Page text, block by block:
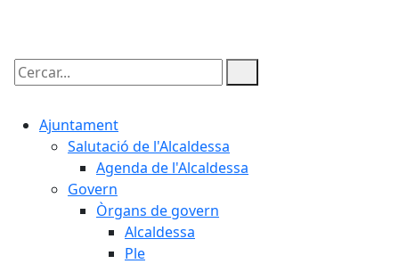
Cercar:
Ajuntament
Salutació de l'Alcaldessa
Agenda de l'Alcaldessa
Govern
Òrgans de govern
Alcaldessa
Ple